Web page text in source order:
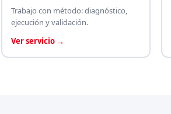
Trabajo con método: diagnóstico,
ejecución y validación.
Ver servicio →